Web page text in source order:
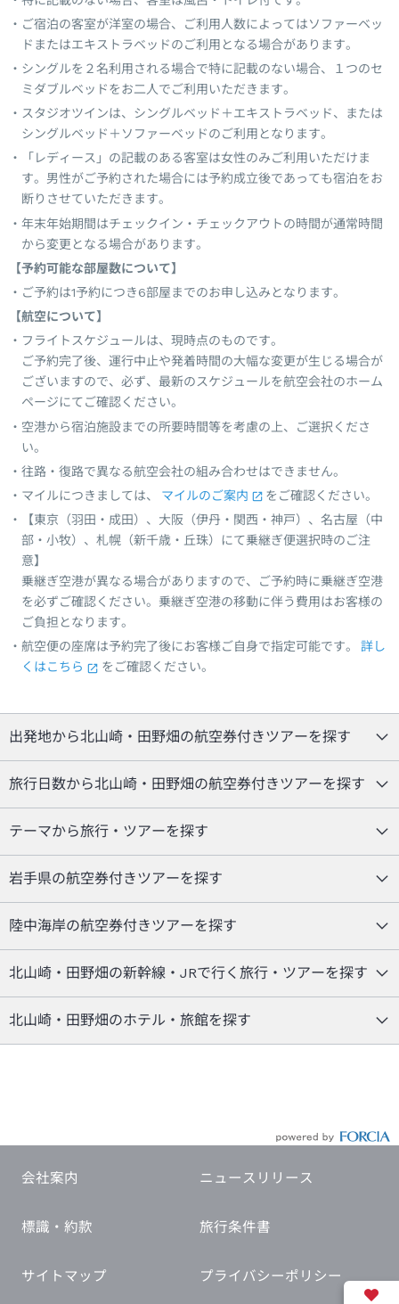
ご宿泊の客室が洋室の場合、ご利用人数によってはソファーベッ
ドまたはエキストラベッドのご利用となる場合があります。
シングルを２名利用される場合で特に記載のない場合、１つのセ
ミダブルベッドをお二人でご利用いただきます。
スタジオツインは、シングルベッド＋エキストラベッド、または
シングルベッド＋ソファーベッドのご利用となります。
「レディース」の記載のある客室は女性のみご利用いただけま
す。男性がご予約された場合には予約成立後であっても宿泊をお
断りさせていただきます。
年末年始期間はチェックイン・チェックアウトの時間が通常時間
から変更となる場合があります。
【予約可能な部屋数について】
ご予約は1予約につき6部屋までのお申し込みとなります。
【航空について】
フライトスケジュールは、現時点のものです。
ご予約完了後、運行中止や発着時間の大幅な変更が生じる場合が
ございますので、必ず、最新のスケジュールを航空会社のホーム
ページにてご確認ください。
空港から宿泊施設までの所要時間等を考慮の上、ご選択くださ
い。
往路・復路で異なる航空会社の組み合わせはできません。
マイルにつきましては、
マイルのご案内
をご確認ください。
【東京（羽田・成田）、大阪（伊丹・関西・神戸）、名古屋（中
部・小牧）、札幌（新千歳・丘珠）にて乗継ぎ便選択時のご注
意】
乗継ぎ空港が異なる場合がありますので、ご予約時に乗継ぎ空港
を必ずご確認ください。乗継ぎ空港の移動に伴う費用はお客様の
ご負担となります。
航空便の座席は予約完了後にお客様ご自身で指定可能です。
詳し
くはこちら
をご確認ください。
出発地から北山崎・田野畑の航空券付きツアーを探す
旅行日数から北山崎・田野畑の航空券付きツアーを探す
テーマから旅行・ツアーを探す
岩手県の航空券付きツアーを探す
陸中海岸の航空券付きツアーを探す
北山崎・田野畑の新幹線・JRで行く旅行・ツアーを探す
北山崎・田野畑のホテル・旅館を探す
会社案内 ニュースリリース
標識・約款 旅行条件書
サイトマップ プライバシーポリシー